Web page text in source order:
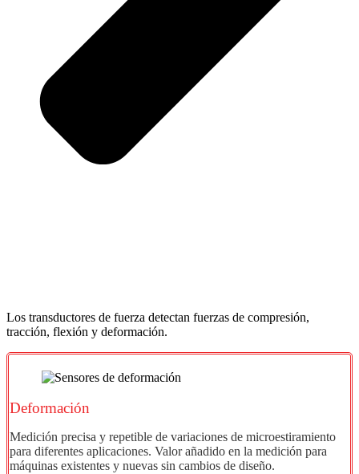
Los transductores de fuerza detectan fuerzas de compresión,
tracción, flexión y deformación.
Deformación
Medición precisa y repetible de variaciones de microestiramiento
para diferentes aplicaciones. Valor añadido en la medición para
máquinas existentes y nuevas sin cambios de diseño.